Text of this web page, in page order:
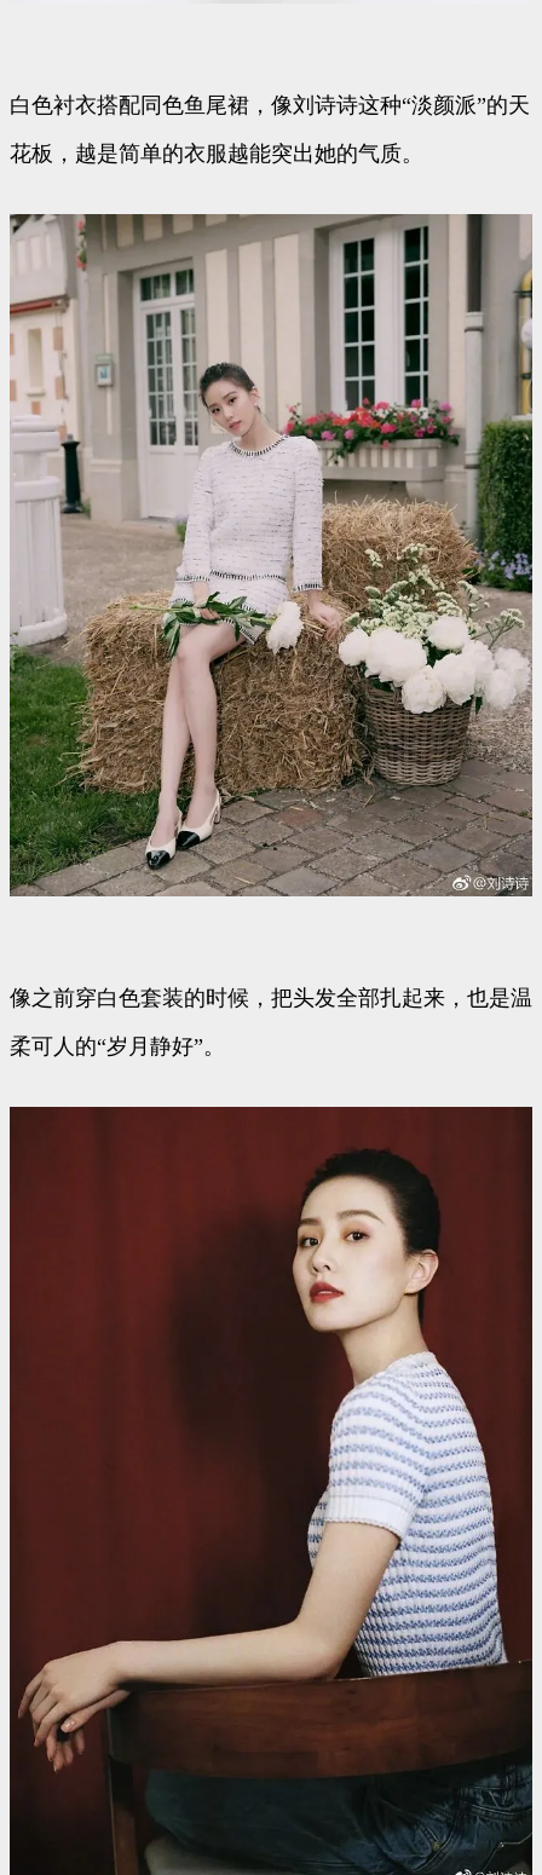
白色衬衣搭配同色鱼尾裙，像刘诗诗这种“淡颜派”的天
花板，越是简单的衣服越能突出她的气质。
像之前穿白色套装的时候，把头发全部扎起来，也是温
柔可人的“岁月静好”。